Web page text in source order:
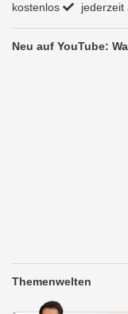
kostenlos jederzeit
Neu auf YouTube:
Themenwelten